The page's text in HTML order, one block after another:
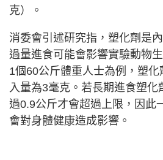
克）。
消委會引述研究指，塑化劑是
過量進食可能會影響實驗動物
1個60公斤體重人士為例，塑
入量為3毫克。若長期進食塑化
過0.9公斤才會超過上限，因此
會對身體健康造成影響。